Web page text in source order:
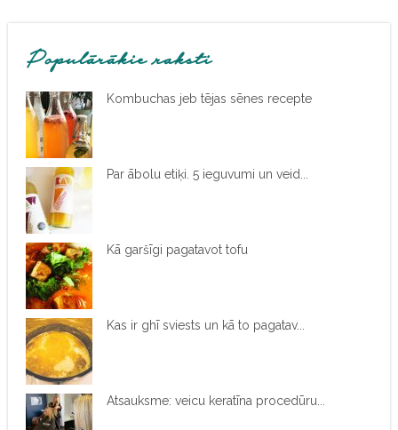
Populārākie raksti
Kombuchas jeb tējas sēnes recepte
Par ābolu etiķi. 5 ieguvumi un veid...
Kā garšīgi pagatavot tofu
Kas ir ghī sviests un kā to pagatav...
Atsauksme: veicu keratīna procedūru...